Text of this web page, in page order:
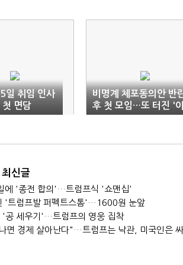
일 취임 인사
첫 면담
비명계 체포동의안 반
후 첫 모임…또 터진 '이
재명 책임론'
신글
에 '종전 합의'…트럼프식 '쇼맨십'
'트럼프발 퍼펙트스톰'…1600원 눈앞
'공 세우기'…트럼프의 영웅 집착
면 경제 살아난다"…트럼프는 낙관, 미국인은